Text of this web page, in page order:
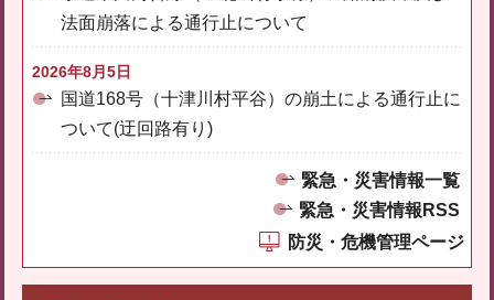
法面崩落による通行止について
2026年8月5日
国道168号（十津川村平谷）の崩土による通行止に
ついて(迂回路有り)
緊急・災害情報一覧
緊急・災害情報RSS
防災・危機管理ページ